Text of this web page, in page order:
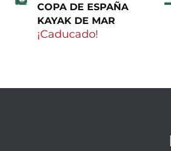
COPA DE ESPAÑA
KAYAK DE MAR
¡Caducado!